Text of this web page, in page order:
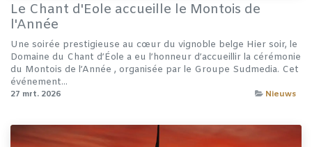
Le Chant d'Eole accueille le Montois de
l'Année
Une soirée prestigieuse au cœur du vignoble belge Hier soir, le
Domaine du Chant d’Éole a eu l’honneur d’accueillir la cérémonie
du Montois de l’Année , organisée par le Groupe Sudmedia. Cet
événement...
27 mrt. 2026 Nieuws